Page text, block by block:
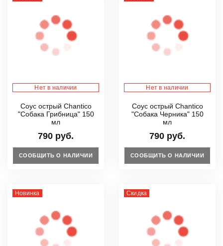
Нет в наличии
Соус острый Chantico
"Собака Грибница" 150
мл
790 руб.
СООБЩИТЬ О НАЛИЧИИ
Нет в наличии
Соус острый Chantico
"Собака Черника" 150
мл
790 руб.
СООБЩИТЬ О НАЛИЧИИ
Новинка Скидка